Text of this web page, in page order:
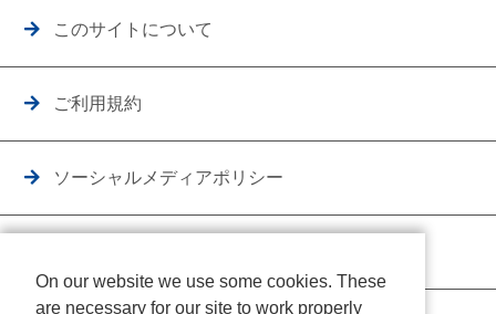
このサイトについて
ご利用規約
ソーシャルメディアポリシー
On our website we use some cookies. These
are necessary for our site to work properly